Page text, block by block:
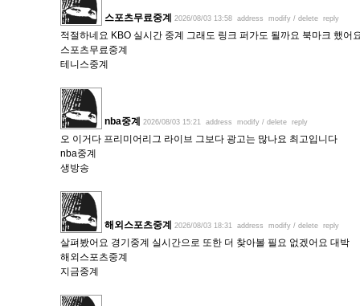
스포츠무료중계 2026/08/03 13:58 address modify / delete reply
적절하네요 KBO 실시간 중계 그래도 링크 퍼가도 될까요 북마크 했어
스포츠무료중계
테니스중계
nba중계 2026/08/03 15:21 address modify / delete reply
오 이거다 프리미어리그 라이브 그보다 광고는 많나요 최고입니다
nba중계
생방송
해외스포츠중계 2026/08/03 18:31 address modify / delete reply
살펴봤어요 경기중계 실시간으로 또한 더 찾아볼 필요 없겠어요 대박
해외스포츠중계
지금중계